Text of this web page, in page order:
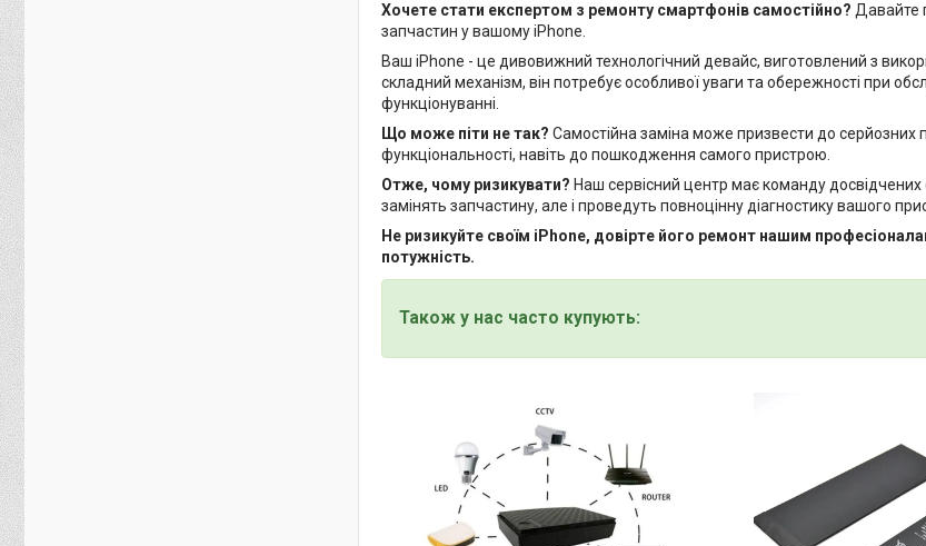
Хочете стати експертом з ремонту смартфонів самостійно? Давайте
запчастин у вашому iPhone.
Ваш iPhone - це дивовижний технологічний девайс, виготовлений з
складний механізм, він потребує особливої уваги та обережності при
функціонуванні.
Що може піти не так? Самостійна заміна може призвести до серйозних
функціональності, навіть до пошкодження самого пристрою.
Отже, чому ризикувати? Наш сервісний центр має команду
замінять запчастину, але і проведуть повноцінну діагностику вашого
Не ризикуйте своїм iPhone, довірте його ремонт нашим
потужність.
Також у нас часто купують: